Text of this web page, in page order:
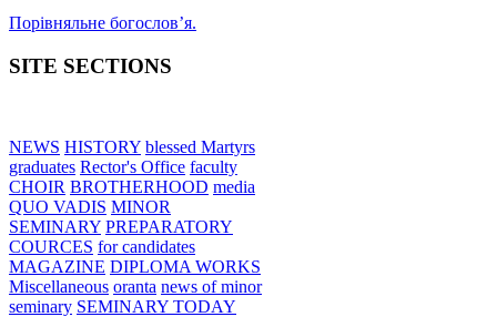
Порівняльне богословʼя.
SITE SECTIONS
NEWS HISTORY blessed Martyrs
graduates Rector's Office faculty
CHOIR BROTHERHOOD media
QUO VADIS MINOR
SEMINARY PREPARATORY
COURCES for candidates
MAGAZINE DIPLOMA WORKS
Miscellaneous oranta news of minor
seminary SEMINARY TODAY